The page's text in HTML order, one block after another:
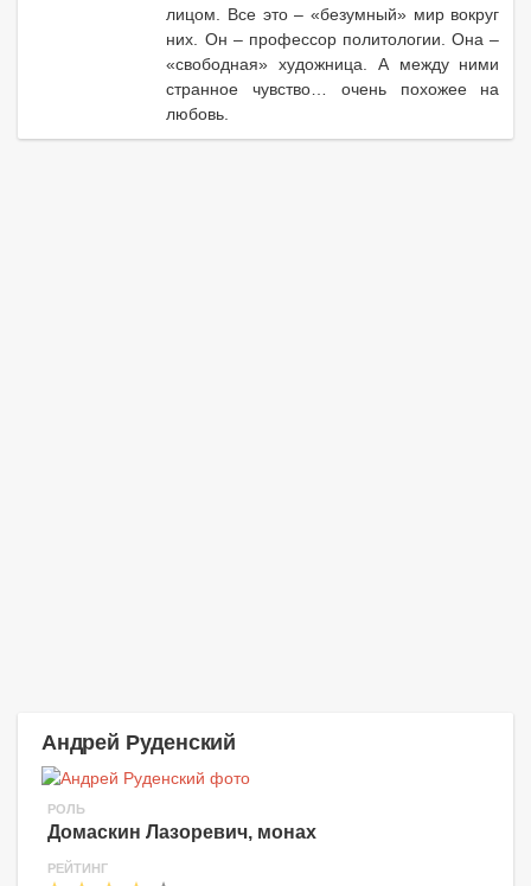
лицом. Все это – «безумный» мир вокруг
них. Он – профессор политологии. Она –
«свободная» художница. А между ними
странное чувство… очень похожее на
любовь.
Андрей Руденский
РОЛЬ
Домаскин Лазоревич, монах
РЕЙТИНГ